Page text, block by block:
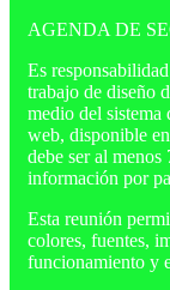
AGENDA DE
Es
trabajo de diseño
medio del sistema
web, disponible
debe ser al menos
información por
Esta reunión
colores, fuentes,
funcionamiento y